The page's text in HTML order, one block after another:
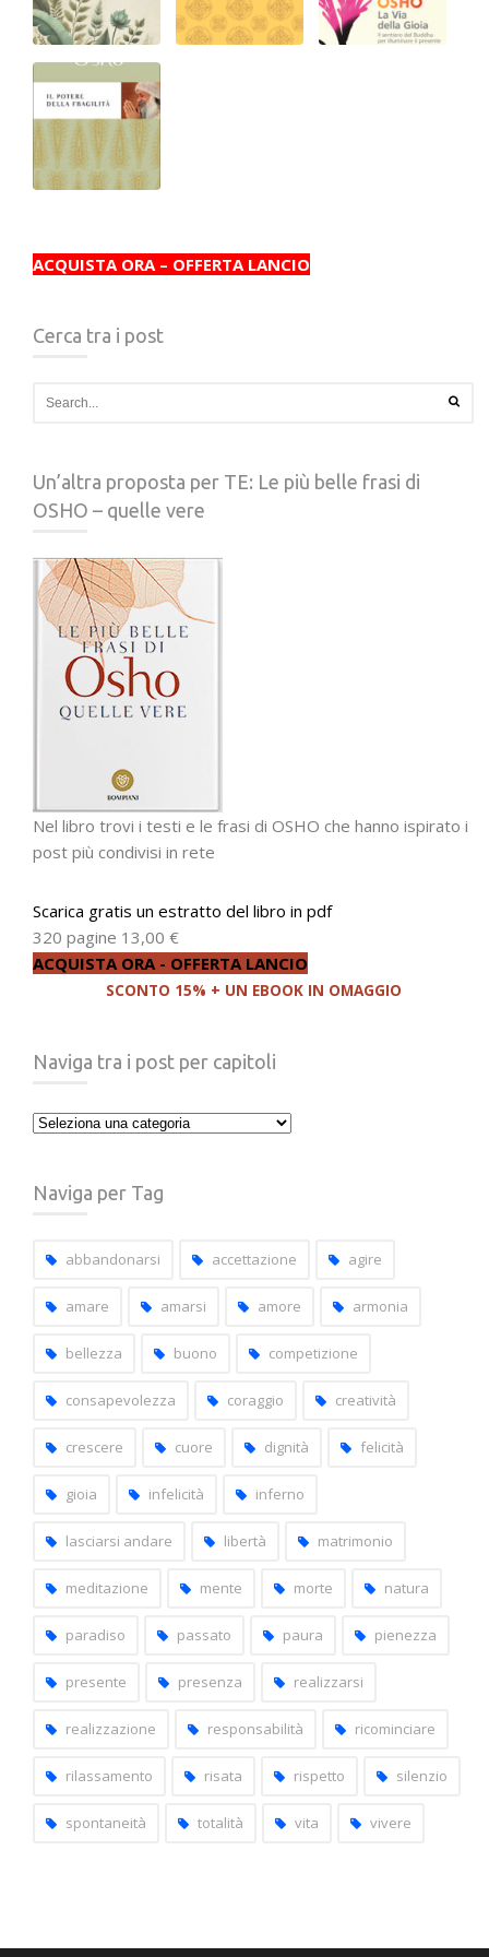
ACQUISTA ORA – OFFERTA LANCIO
Cerca tra i post
Un’altra proposta per TE: Le più belle frasi di
OSHO – quelle vere
Nel libro trovi i testi e le frasi di OSHO che hanno ispirato i
post più condivisi in rete
Scarica gratis un estratto del libro in pdf
320 pagine 13,00 €
ACQUISTA ORA - OFFERTA LANCIO
SCONTO 15% + UN EBOOK IN OMAGGIO
Naviga tra i post per capitoli
Naviga
post
capitoli
Naviga per Tag
abbandonarsi accettazione agire
amare amarsi amore armonia
bellezza buono competizione
consapevolezza coraggio creatività
crescere cuore dignità felicità
gioia infelicità inferno
lasciarsi andare libertà matrimonio
meditazione mente morte natura
paradiso passato paura pienezza
presente presenza realizzarsi
realizzazione responsabilità ricominciare
rilassamento risata rispetto silenzio
spontaneità totalità vita vivere